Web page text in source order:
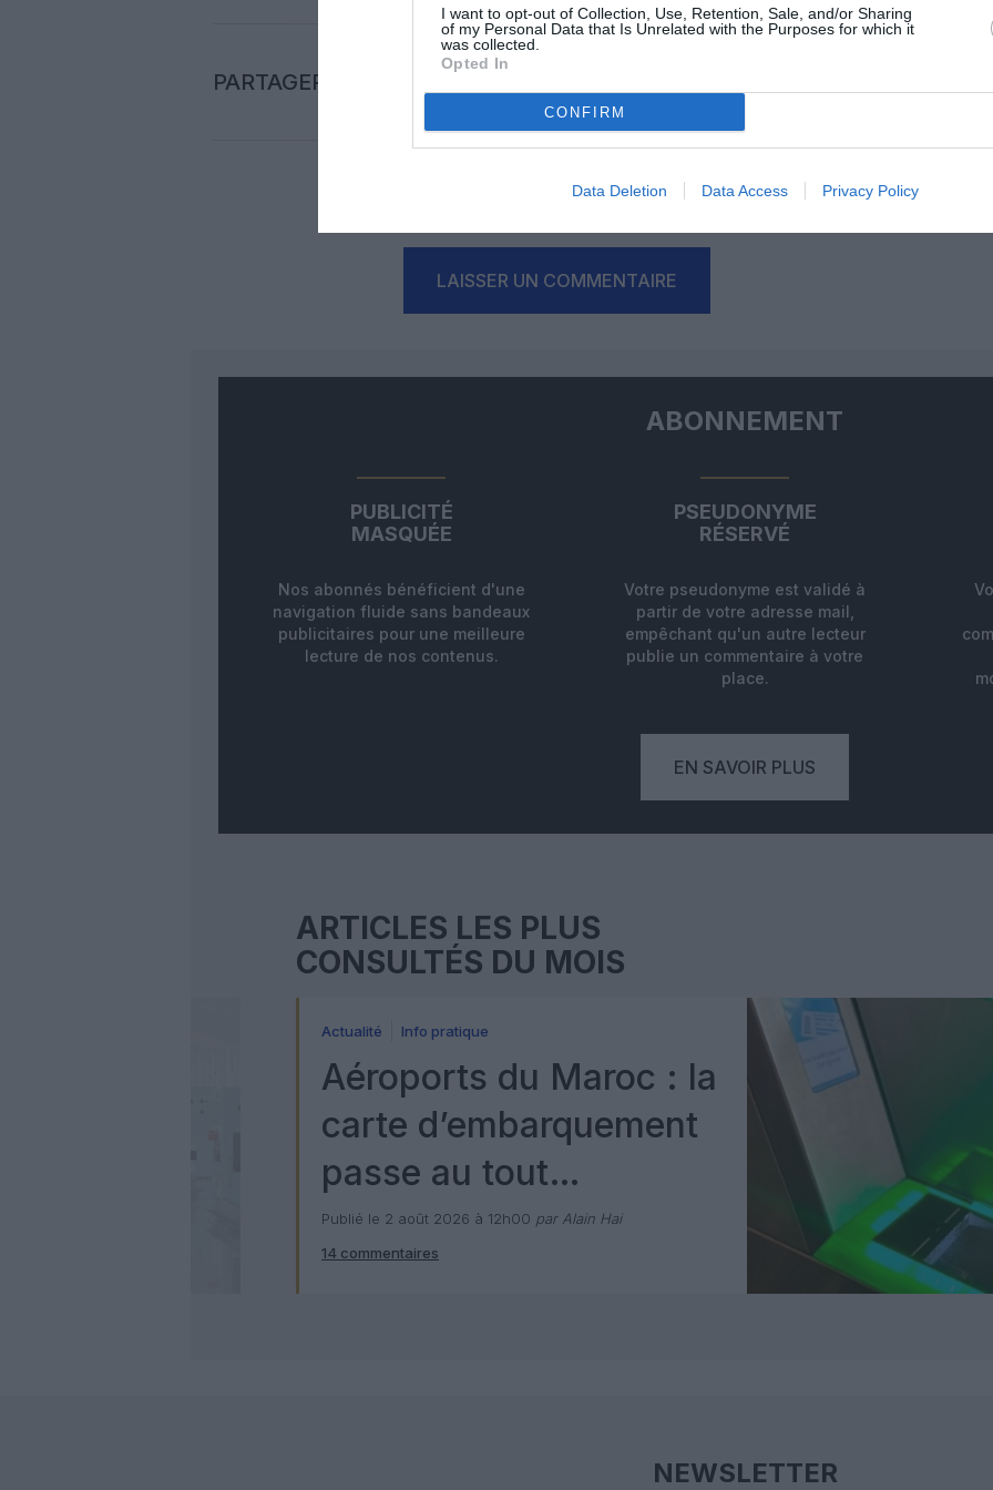
I want to opt-out of Collection, Use, Retention, Sale, and/or Sharing
of my Personal Data that Is Unrelated with the Purposes for which it
was collected.
Opted In
CONFIRM
Data Deletion Data Access Privacy Policy
PARTAGER L'ARTICLE
FacebookTwitterPinterestLinkedIn
LAISSER UN COMMENTAIRE
ABONNEMENT
PUBLICITÉ
MASQUÉE
Nos abonnés bénéficient d'une
navigation fluide sans bandeaux
publicitaires pour une meilleure
lecture de nos contenus.
PSEUDONYME
RÉSERVÉ
Votre pseudonyme est validé à
partir de votre adresse mail,
empêchant qu'un autre lecteur
publie un commentaire à votre
place.
EN SAVOIR PLUS
ARTICLES LES PLUS
CONSULTÉS DU MOIS
Actualité Info pratique
Aéroports du Maroc : la
carte d’embarquement
passe au tout
numérique avec Pax
Check
Publié le 2 août 2026 à 12h00 par Alain Hai
14 commentaires
NEWSLETTER